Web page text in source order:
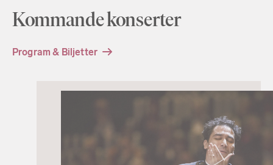
Kommande konserter
Program & Biljetter